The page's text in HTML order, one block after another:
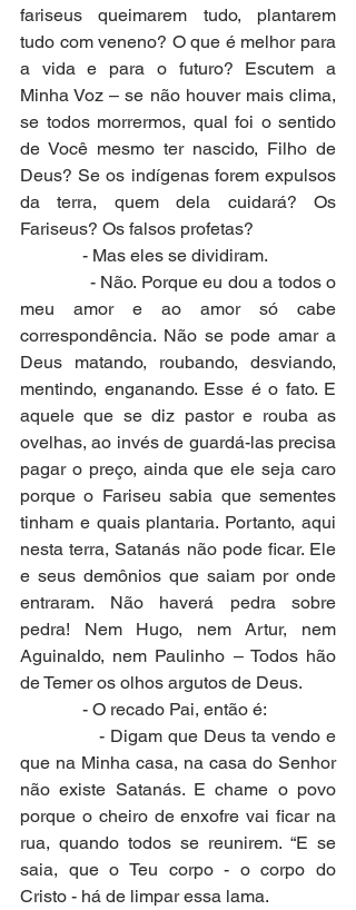
fariseus queimarem tudo, plantarem
tudo com veneno? O que é melhor para
a vida e para o futuro? Escutem a
Minha Voz – se não houver mais clima,
se todos morrermos, qual foi o sentido
de Você mesmo ter nascido, Filho de
Deus? Se os indígenas forem expulsos
da terra, quem dela cuidará? Os
Fariseus? Os falsos profetas?
- Mas eles se dividiram.
- Não. Porque eu dou a todos o
meu amor e ao amor só cabe
correspondência. Não se pode amar a
Deus matando, roubando, desviando,
mentindo, enganando. Esse é o fato. E
aquele que se diz pastor e rouba as
ovelhas, ao invés de guardá-las precisa
pagar o preço, ainda que ele seja caro
porque o Fariseu sabia que sementes
tinham e quais plantaria. Portanto, aqui
nesta terra, Satanás não pode ficar. Ele
e seus demônios que saiam por onde
entraram. Não haverá pedra sobre
pedra! Nem Hugo, nem Artur, nem
Aguinaldo, nem Paulinho – Todos hão
de Temer os olhos argutos de Deus.
- O recado Pai, então é:
- Digam que Deus ta vendo e
que na Minha casa, na casa do Senhor
não existe Satanás. E chame o povo
porque o cheiro de enxofre vai ficar na
rua, quando todos se reunirem. “E se
saia, que o Teu corpo - o corpo do
Cristo - há de limpar essa lama.